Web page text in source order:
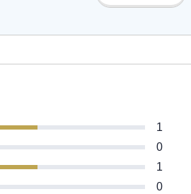
1
0
1
0